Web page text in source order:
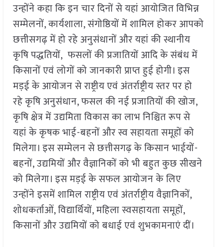
उन्होंने कहा कि इन चार दिनों से यहां आयोजित विभिन्न
सम्मेलनों, कार्यशाला, संगोष्ठियों में शामिल होकर आपको
छत्तीसगढ़ में हो रहे अनुसंधानों और यहां की स्थानीय
कृषि पद्धतियों, फसलों की प्रजातियों आदि के संबंध में
किसानों एवं लोगों को जानकारी प्राप्त हुई होगी। इस
मड़ई के आयोजन से राष्ट्रीय एवं अंतर्राष्ट्रीय स्तर पर हो
रहे कृषि अनुसंधान, फसल की नई प्रजातियों की खोज,
कृषि क्षेत्र में उद्यमिता विकास का लाभ निश्चित रूप से
यहां के कृषक भाई-बहनों और स्व सहायता समूहों को
मिलेगा। इस सम्मेलन से छत्तीसगढ़ के किसान भाईयों-
बहनों, उद्यमियों और वैज्ञानिकों को भी बहुत कुछ सीखने
को मिलेगा। इस मड़ई के सफल आयोजन के लिए
उन्होंने इसमें शामिल राष्ट्रीय एवं अंतर्राष्ट्रीय वैज्ञानिकों,
शोधकर्ताओं, विद्यार्थियों, महिला स्वसहायता समूहों,
किसानों और उद्यमियों को बधाई एवं शुभकामनाएं दीं।